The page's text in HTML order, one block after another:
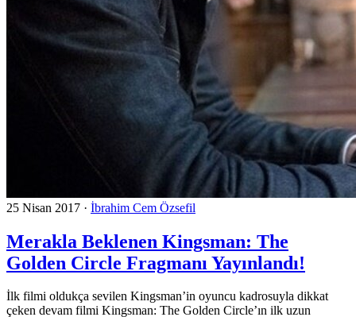
25 Nisan 2017 · İbrahim Cem Özsefil
Merakla Beklenen Kingsman: The
Golden Circle Fragmanı Yayınlandı!
İlk filmi oldukça sevilen Kingsman’in oyuncu kadrosuyla dikkat
çeken devam filmi Kingsman: The Golden Circle’ın ilk uzun